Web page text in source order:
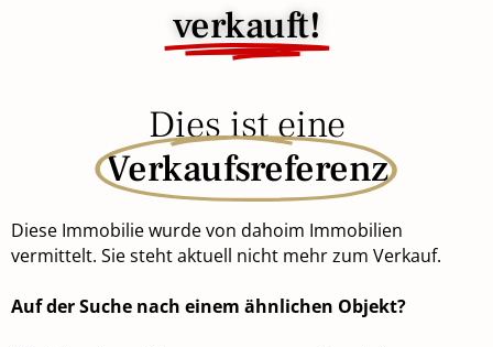
verkauft!
Dies ist eine
Verkaufsreferenz
Diese Immobilie wurde von dahoim Immobilien
vermittelt. Sie steht aktuell nicht mehr zum Verkauf.
Auf der Suche nach einem ähnlichen Objekt?